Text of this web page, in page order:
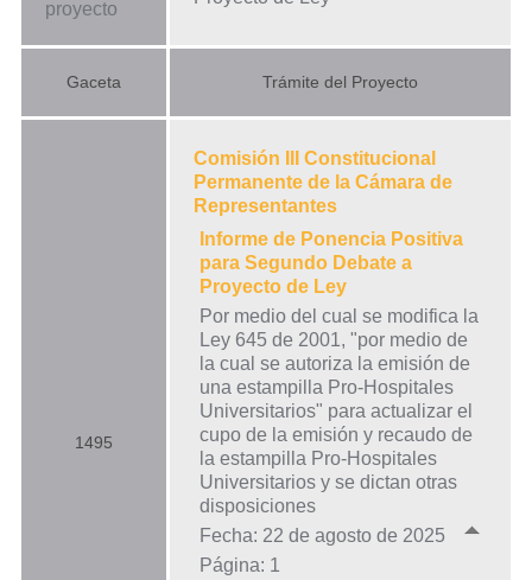
proyecto
Gaceta Trámite del Proyecto
1495
Comisión III Constitucional
Permanente de la Cámara de
Representantes
Informe de Ponencia Positiva
para Segundo Debate a
Proyecto de Ley
Por medio del cual se modifica la
Ley 645 de 2001, "por medio de
la cual se autoriza la emisión de
una estampilla Pro-Hospitales
Universitarios" para actualizar el
cupo de la emisión y recaudo de
la estampilla Pro-Hospitales
Universitarios y se dictan otras
disposiciones
Fecha: 22 de agosto de 2025
Página: 1